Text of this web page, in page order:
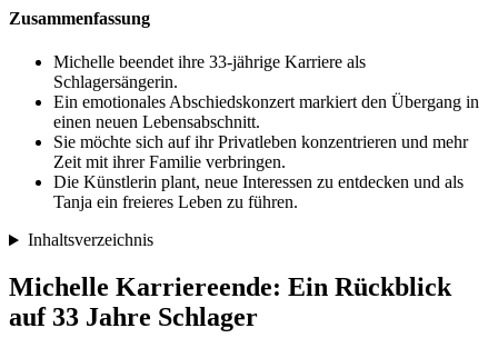
Zusammenfassung
Michelle beendet ihre 33-jährige Karriere als
Schlagersängerin.
Ein emotionales Abschiedskonzert markiert den Übergang in
einen neuen Lebensabschnitt.
Sie möchte sich auf ihr Privatleben konzentrieren und mehr
Zeit mit ihrer Familie verbringen.
Die Künstlerin plant, neue Interessen zu entdecken und als
Tanja ein freieres Leben zu führen.
Inhaltsverzeichnis
Michelle Karriereende: Ein Rückblick
auf 33 Jahre Schlager